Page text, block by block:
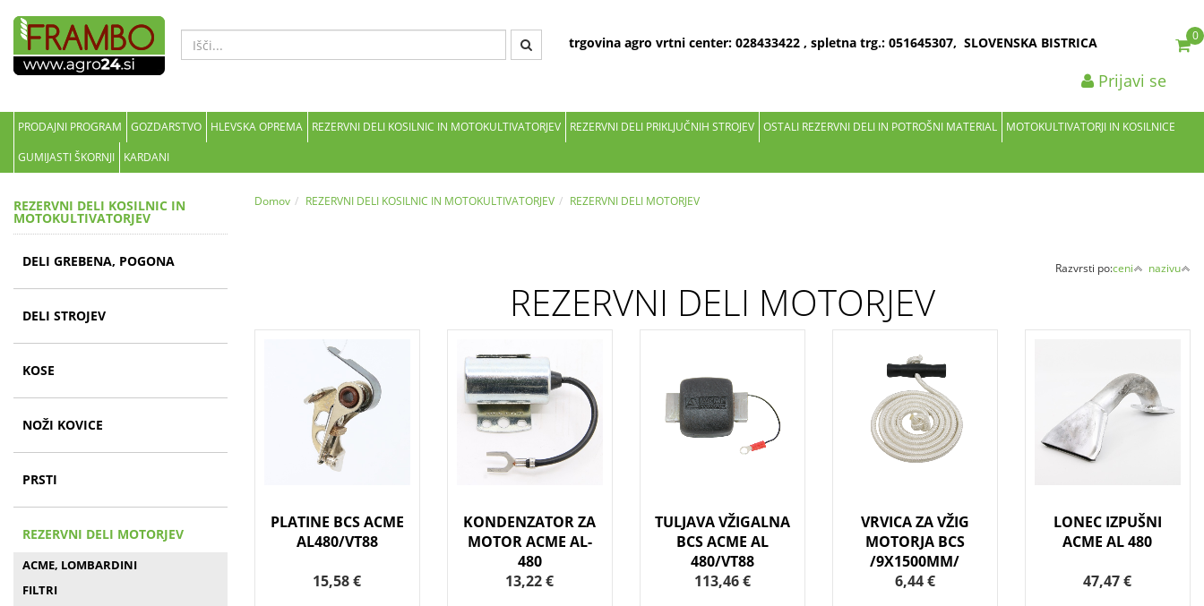
trgovina agro vrtni center: 028433422 , spletna trg.: 051645307, SLOVENSKA BISTRICA 0
Prijavi se
PRODAJNI PROGRAM GOZDARSTVO HLEVSKA OPREMA REZERVNI DELI KOSILNIC IN MOTOKULTIVATORJEV REZERVNI DELI PRIKLJUČNIH STROJEV OSTALI REZERVNI DELI IN POTROŠNI MATERIAL
MOTOKULTIVATORJI IN KOSILNICE
GUMIJASTI ŠKORNJI
KARDANI
REZERVNI DELI KOSILNIC IN
MOTOKULTIVATORJEV
DELI GREBENA, POGONA
DELI STROJEV
KOSE
NOŽI KOVICE
PRSTI
REZERVNI DELI MOTORJEV
ACME, LOMBARDINI
FILTRI
Domov REZERVNI DELI KOSILNIC IN MOTOKULTIVATORJEV REZERVNI DELI MOTORJEV
Razvrsti po:ceni nazivu
REZERVNI DELI MOTORJEV
PLATINE BCS ACME
AL480/VT88
15,58 €
KONDENZATOR ZA
MOTOR ACME AL-
480
13,22 €
TULJAVA VŽIGALNA
BCS ACME AL
480/VT88
113,46 €
VRVICA ZA VŽIG
MOTORJA BCS
/9X1500MM/
6,44 €
LONEC IZPUŠNI
ACME AL 480
47,47 €